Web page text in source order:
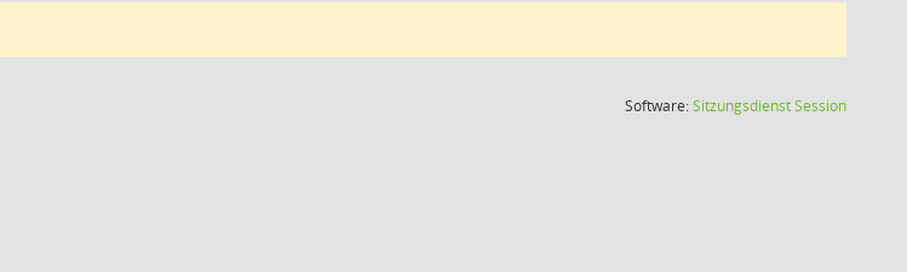
Software:SitzungsdienstSession(Wird in